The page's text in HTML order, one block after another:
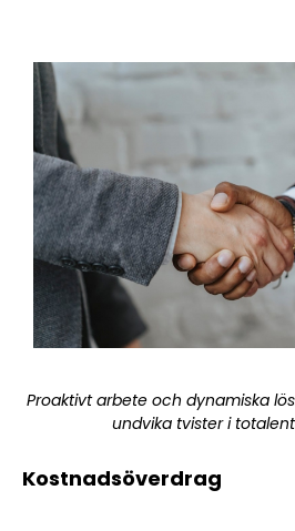
Proaktivt arbete och dynamiska
undvika tvister i
Kostnadsöverdrag